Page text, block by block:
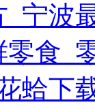
宁波
食_
蛤下